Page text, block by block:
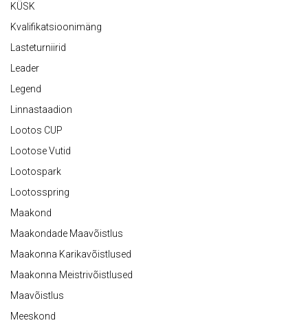
KÜSK
Kvalifikatsioonimäng
Lasteturniirid
Leader
Legend
Linnastaadion
Lootos CUP
Lootose Vutid
Lootospark
Lootosspring
Maakond
Maakondade Maavõistlus
Maakonna Karikavõistlused
Maakonna Meistrivõistlused
Maavõistlus
Meeskond